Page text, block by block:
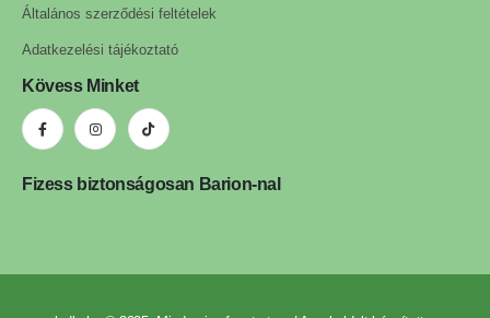
Általános szerződési feltételek
Adatkezelési tájékoztató
Kövess Minket
Fizess biztonságosan Barion-nal